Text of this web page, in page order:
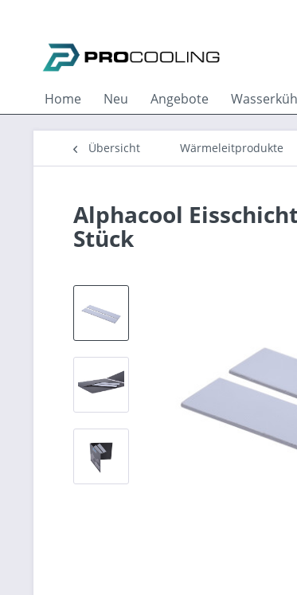
Home Neu Angebote
Übersicht Wärmeleitprodukte
Alphacool
Stück